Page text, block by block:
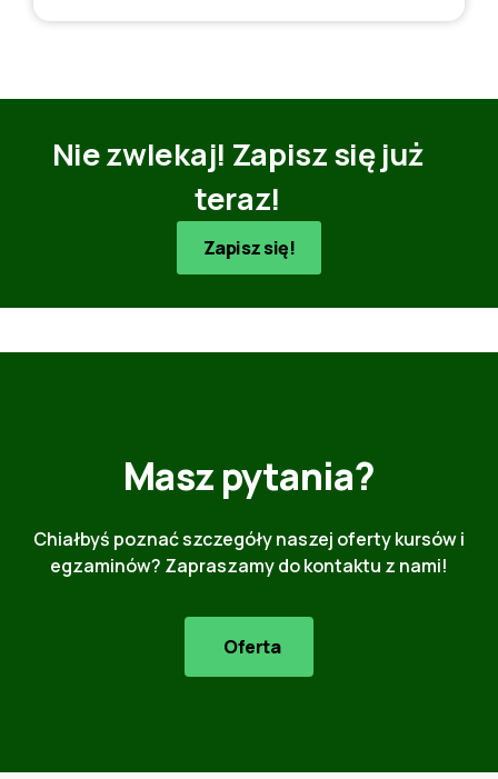
Nie zwlekaj! Zapisz się już
teraz!
Zapisz się!
Masz pytania?
Chiałbyś poznać szczegóły naszej oferty kursów i
egzaminów? Zapraszamy do kontaktu z nami!
Oferta